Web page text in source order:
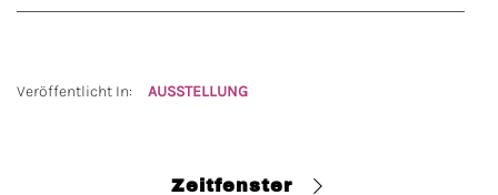
Veröffentlicht In: AUSSTELLUNG
Zeitfenster